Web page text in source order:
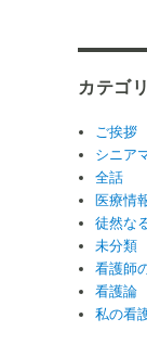
投
カテゴ
ご挨拶
シニア
全話
医療情
徒然な
未分類
看護師
看護論
私の看